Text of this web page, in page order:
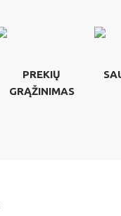
PREKIŲ
GRĄŽINIMAS